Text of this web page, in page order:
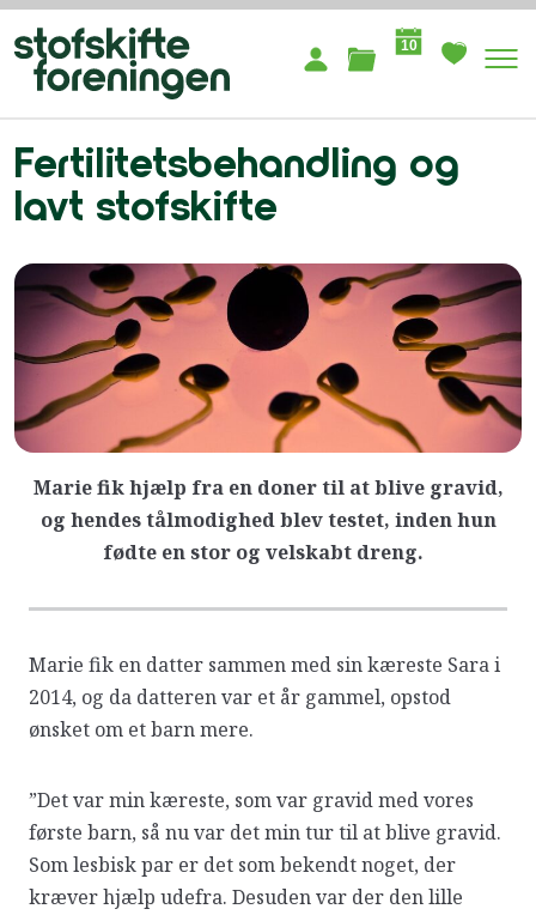
10
Fertilitetsbehandling og
lavt stofskifte
Marie fik hjælp fra en doner til at blive gravid,
og hendes tålmodighed blev testet, inden hun
fødte en stor og velskabt dreng.
Marie fik en datter sammen med sin kæreste Sara i
2014, og da datteren var et år gammel, opstod
ønsket om et barn mere.
”Det var min kæreste, som var gravid med vores
første barn, så nu var det min tur til at blive gravid.
Som lesbisk par er det som bekendt noget, der
kræver hjælp udefra. Desuden var der den lille